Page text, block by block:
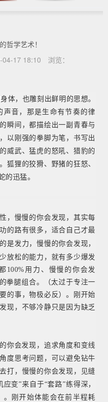
哲学艺术！
04-17 18:10 浏览：
，也雕刻出鲜明的思想。
声音，那是生命有节奏的律
瞬间，都描绘出一副青春与
以刚强的拳脚为笔，书写出
威武、猛虎的怒吼、猎豹的
狐狸的狡猾、野猪的狂怒、
的迅猛。
慢慢的你会发现，其实每
功的路有很多，适合自己才最
是发力，慢慢的你会发现，
少放松的能力，就有多少爆发
100%用力、慢慢的你会发
拳腿组合。
（太过于专注一
的事，物极必反）。
刚开始
现，不够冷静只是因为缺乏
会发现，追求角度和变线
角度思考问题，可以避免钻牛
打，慢慢的你会发现，见缝
应变”来自于“套路”练得深，
刚开始体能会在前半程耗